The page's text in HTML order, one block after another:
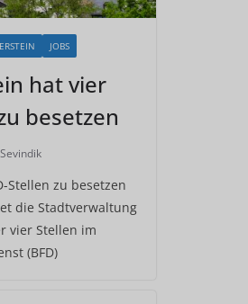
JOBS
hat vier
besetzen
Stellen zu besetzen
die Stadtverwaltung
vier Stellen im
(BFD)